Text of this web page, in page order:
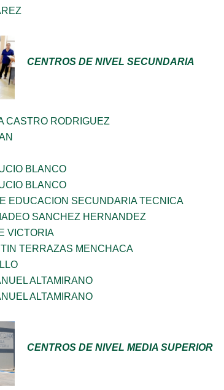
CENTROS DE NIVEL SECUNDARIA
CASTRO RODRIGUEZ
BLANCO
BLANCO
EDUCACION SECUNDARIA TECNICA
SANCHEZ HERNANDEZ
VICTORIA
TERRAZAS MENCHACA
ALTAMIRANO
ALTAMIRANO
CENTROS DE NIVEL MEDIA SUPERIOR